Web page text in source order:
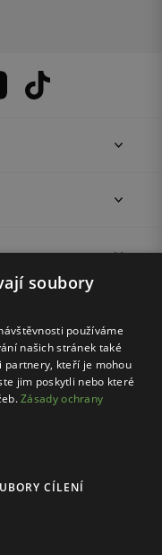
soubory
používáme
našich stránek také
partnery, kteří je mohou
jim poskytli nebo které
Zásady ochrany
CÍLENÍ